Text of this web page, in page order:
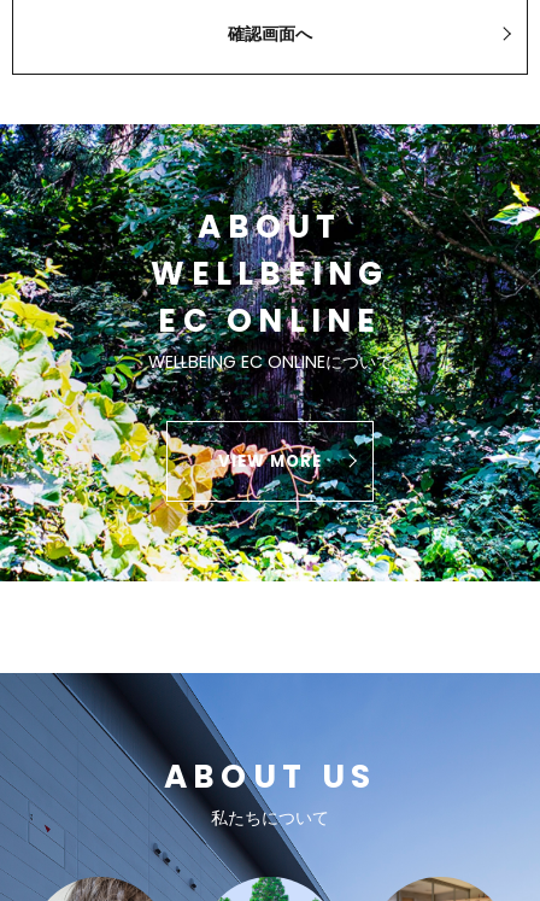
ABOUT
WELLBEING
EC ONLINE
WELLBEING EC ONLINEについて
VIEW MORE
ABOUT US
私たちについて